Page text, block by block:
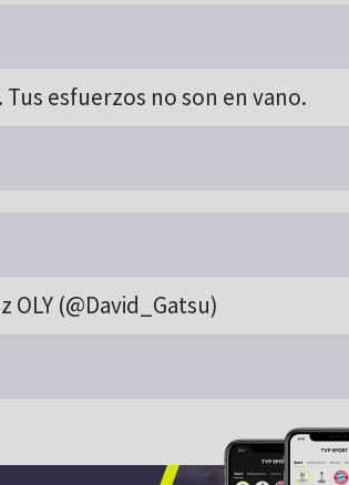
esfuerzos no son en vano.
(@David_Gatsu)